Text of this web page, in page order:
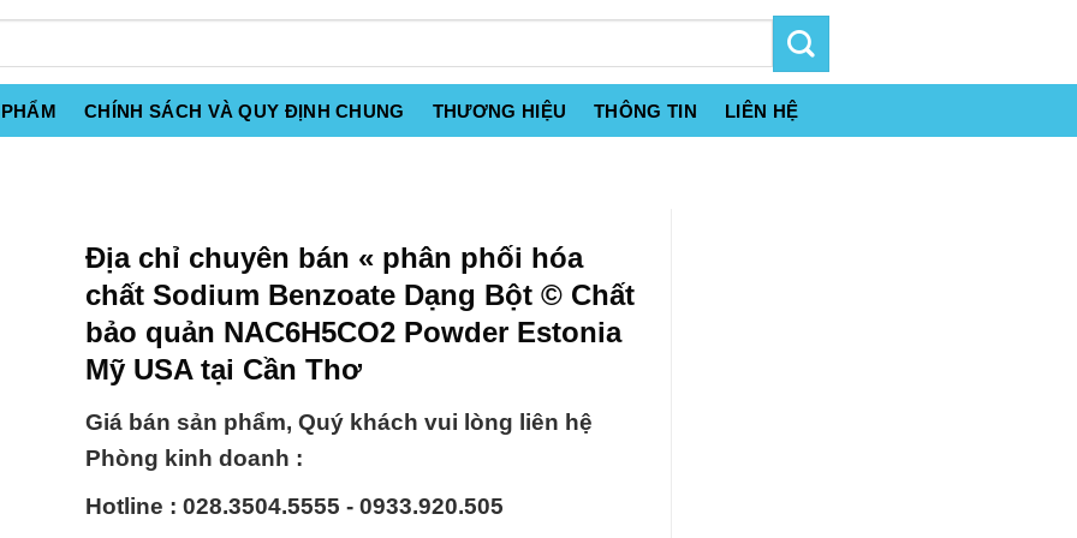
CHÍNH SÁCH VÀ QUY ĐỊNH CHUNG THƯƠNG HIỆU THÔNG TIN LIÊN HỆ
Địa chỉ chuyên bán « phân phối hóa
chất Sodium Benzoate Dạng Bột © Chất
bảo quản NAC6H5CO2 Powder Estonia
Mỹ USA tại Cần Thơ
Giá bán sản phẩm, Quý khách vui lòng liên hệ
Phòng kinh doanh :
Hotline : 028.3504.5555 - 0933.920.505